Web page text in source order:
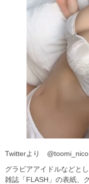
Twitterより @toomi_nico
グラビアアイドルなどと
雑誌「FLASH」の表紙、